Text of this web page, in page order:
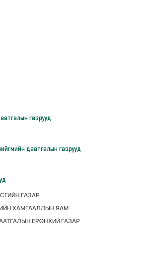
газрууд
даатгалын газрууд
ГАЗАР
ХАМГААЛЛЫН ЯАМ
ЕРӨНХИЙ ГАЗАР